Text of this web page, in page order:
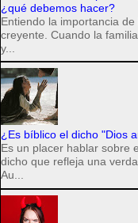
¿qué debemos hacer?
Entiendo la importancia
creyente. Cuando la
y...
¿Es bíblico el dicho "Dios
Es un placer hablar sobre
dicho que refleja una
Au...